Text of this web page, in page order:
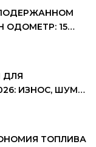
ОДОМЕТР: 15
ДЛЯ
ИЗНОС, ШУМ И
ТОПЛИВА